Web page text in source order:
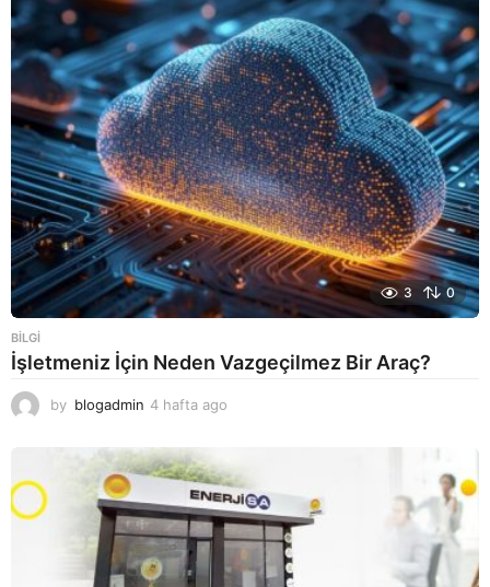
a
a
g
o
3 0
BILGI
İşletmeniz İçin Neden Vazgeçilmez Bir Araç?
by blogadmin 4 hafta ago
f
t
a
a
g
o